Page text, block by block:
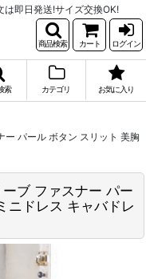
即日発送!サイズ交換OK!
商品検索 カート ログイン
索 カテゴリ お気に入り
ー パール ボタン スリット 美胸
ブ ファスナー パー
ニドレス キャバドレ